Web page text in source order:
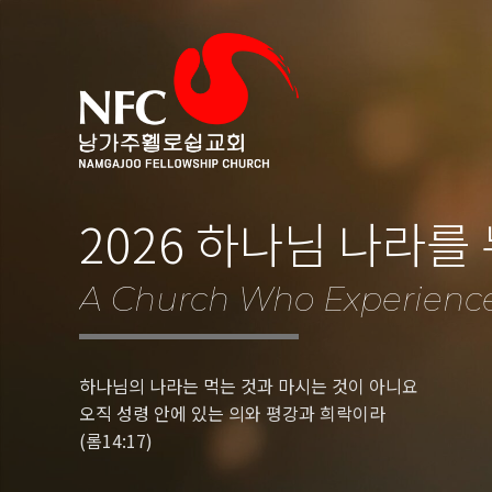
2026 하나님 나라를
A Church Who
하나님의 나라는 먹는 것과 마시는 것이 아니요
오직 성령 안에 있는 의와 평강과 희락이라
(롬14:17)